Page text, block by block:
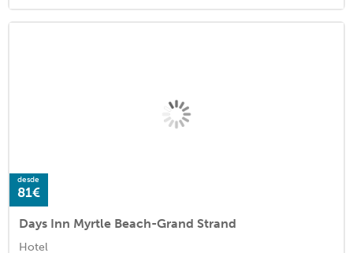
desde
81€
Days Inn Myrtle Beach-Grand Strand
Hotel